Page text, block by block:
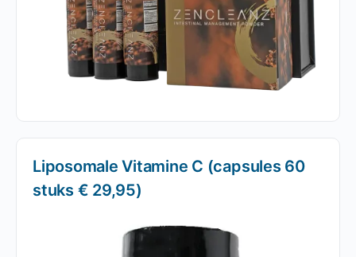
Liposomale Vitamine C (capsules 60
stuks € 29,95)